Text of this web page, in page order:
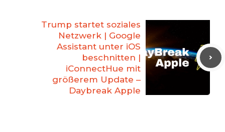
Trump startet soziales
Netzwerk | Google
Assistant unter iOS
beschnitten |
iConnectHue mit
größerem Update –
Daybreak Apple